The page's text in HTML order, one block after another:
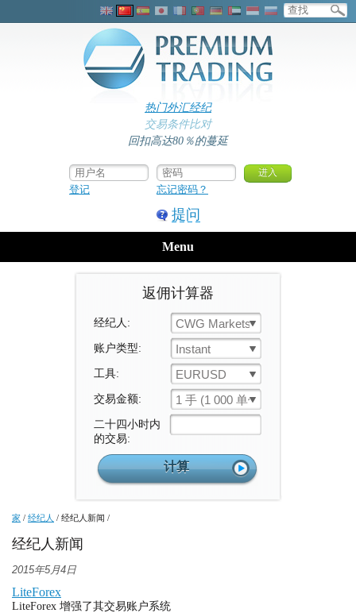
热门外汇经纪
交易条件比对
回扣高达80％的蔓延
登记 忘记密码？
提问
Menu
返佣计算器
经纪人: CWG Markets
账户类型: Instant
工具: EURUSD
交易金额: 1 手 (1 000 单位)
二十四小时内
的交易:
家 / 经纪人 / 经纪人新闻 /
经纪人新闻
2015年5月4日
LiteForex
LiteForex 增强了其交易账户系统